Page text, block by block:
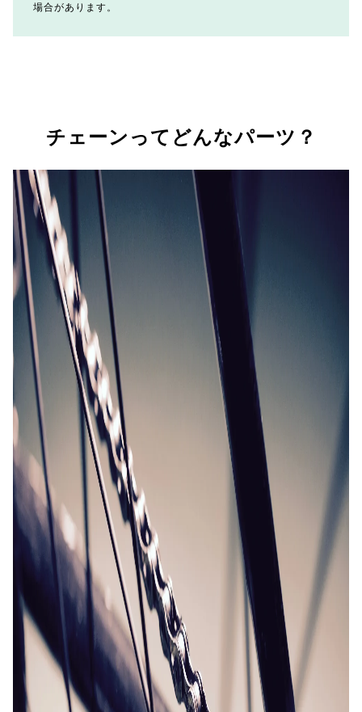
場合があります。
チェーンってどんなパーツ？